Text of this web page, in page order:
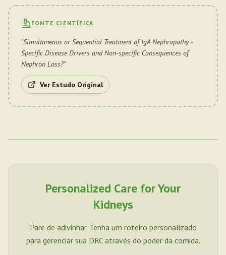
FONTE CIENTÍFICA
"Simultaneous or Sequential Treatment of IgA Nephropathy -
Specific Disease Drivers and Non-specific Consequences of
Nephron Loss?"
Ver Estudo Original
Personalized Care for Your
Kidneys
Pare de adivinhar. Tenha um roteiro personalizado
para gerenciar sua DRC através do poder da comida.